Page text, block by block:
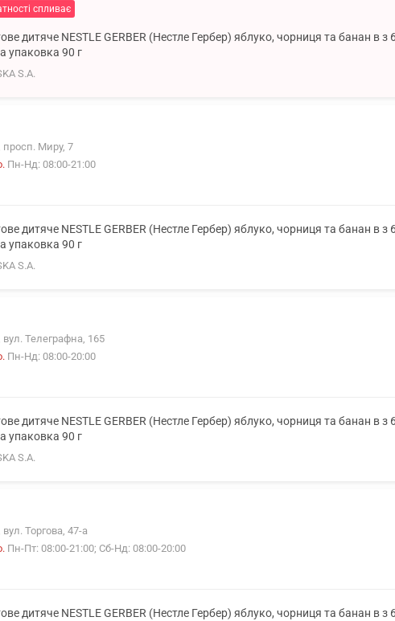
спливає
дитяче NESTLE GERBER (Нестле Гербер) яблуко, чорниця та банан в з
упаковка 90 г
S.A.
просп. Миру, 7
. Пн-Нд: 08:00-21:00
дитяче NESTLE GERBER (Нестле Гербер) яблуко, чорниця та банан в з
упаковка 90 г
S.A.
вул. Телеграфна, 165
. Пн-Нд: 08:00-20:00
дитяче NESTLE GERBER (Нестле Гербер) яблуко, чорниця та банан в з
упаковка 90 г
S.A.
вул. Торгова, 47-а
. Пн-Пт: 08:00-21:00; Сб-Нд: 08:00-20:00
дитяче NESTLE GERBER (Нестле Гербер) яблуко, чорниця та банан в з